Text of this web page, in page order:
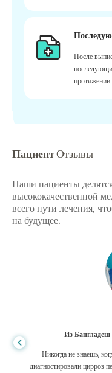
После
протяжении
ПациентОтзывы
Наши пациенты
высококачественной
всего пути лечения,
на будущее.
Из Бангладеш
Никогда не знаешь,
диагностировали цирроз